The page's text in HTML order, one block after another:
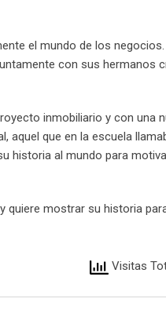
el mundo de los
con sus hermanos
inmobiliario y con una
aquel que en la escuela
historia al mundo para
quiere mostrar su historia
Visitas